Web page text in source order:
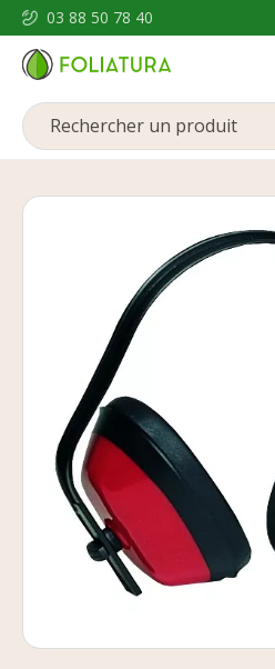
03 88 50 78 40